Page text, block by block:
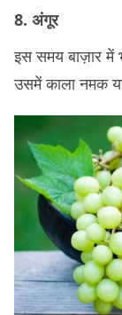
8. अंगूर
इस समय बाज़ार में
उसमें काला नमक